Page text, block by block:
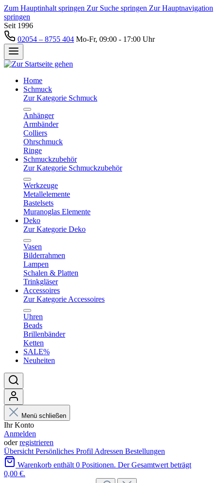
Zum Hauptinhalt springen Zur Suche springen Zur Hauptnavigation
springen
Seit 1996
02054 – 8755 404 Mo-Fr, 09:00 - 17:00 Uhr
Home
Schmuck
Zur Kategorie Schmuck
Anhänger
Armbänder
Colliers
Ohrschmuck
Ringe
Schmuckzubehör
Zur Kategorie Schmuckzubehör
Werkzeuge
Metallelemente
Bastelsets
Muranoglas Elemente
Deko
Zur Kategorie Deko
Vasen
Bilderrahmen
Lampen
Schalen & Platten
Trinkgläser
Accessoires
Zur Kategorie Accessoires
Uhren
Beads
Brillenbänder
Ketten
SALE%
Neuheiten
Menü schließen
Ihr Konto
Anmelden
oderregistrieren
Übersicht Persönliches Profil Adressen Bestellungen
Warenkorb enthält 0 Positionen. Der Gesamtwert beträgt
0,00 €.